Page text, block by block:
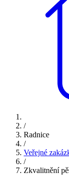
/
Radnice
/
Veřejné
/
Zkvalitnění